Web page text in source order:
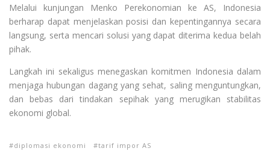
Melalui kunjungan Menko Perekonomian ke AS, Indonesia
berharap dapat menjelaskan posisi dan kepentingannya secara
langsung, serta mencari solusi yang dapat diterima kedua belah
pihak.
Langkah ini sekaligus menegaskan komitmen Indonesia dalam
menjaga hubungan dagang yang sehat, saling menguntungkan,
dan bebas dari tindakan sepihak yang merugikan stabilitas
ekonomi global.
diplomasi ekonomi tarif impor AS